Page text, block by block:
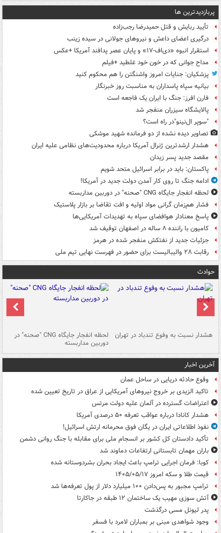
پربازدیدترین ها
تأیید ربایش و قتل حمیدرضا رجب‌زاده
درگیری اعضای داعش و نیروهای جولانی در سیده زینب
استقرار انبوه «دی‌اف‑۱۷» و پایان عصر پدافند آمریکا +عکس
مداح جوانی که در خون خود غلطید +فیلم
پزشکیان: جنایات امروز واشنگتن را هم محکوم کنید
بیانیه سپاه پاسداران به مناسبت روز خبرنگار
فارن افرز: جنگ با ایران یک فاجعه است
پالایشگاه سیزران منفجر شد
"سوپر ال‌نینو"در راه است؟
تصاویر دیده‌ نشده از دو فرمانده شهید موشکی
هشدار ارشدترین ژنرال آمریکا درباره محدودیت‌های نظامی علیه ایران
مقصد جدید پسر زیدان
پاکستان: باید در برابر اسرائیل متحد شویم
ادامه جنگ تا روی کار آمدن دولت جدید در آمریکا!
لحظه انفجار جایگاه CNG "صحنه" در دوربین مداربسته
فشار هم‌زمان گرانی مواد اولیه و افت تقاضا بر بازار پلاستیک
پاسخ معنادار هوافضای سپاه به تهدیدات آمریکایی‌ها
کامیون با راننده ۸ ساله در اصفهان توقیف شد
جزئیات جدید از نفتکش منفجر شده در هرمز
رقابت ۲۸ والیبالیست برای حضور در فهرست نهایی تیم ملی
حوادث
هشدار نسبت به وفوع تندباد در تهران لحظه انفجار جایگاه CNG "صحنه" در
دوربین مداربسته
آخرین اخبار
وقوع حادثه دریایی در ساحل عمان
تاکید الزیدی بر خروج نیروهای آمریکایی از عراق در تاریخ تعیین شده
اعتراضات گسترده در آلمان علیه دولت مرتس
هشدار کانادا درباره عواقب تعرفه ۵۰ درصدی آمریکا
نفوذ اطلاعاتی ایران در یگان فوق محرمانه ارتش اسرائیل!
تأکید دادستان کل کشور بر انسجام ملی برای مقابله با جنگ روانی دشمن
باران مهمان تابستانی ارتفاعات دماوند شد
کوبا: فرمان اجرایی ترامپ باعث ایجاد بحران بشردوستانه شده
قیمت طلا و سکه امروز ۱۴۰۵/۰۵/۱۷
ترامپ مجبور به پس‌دادن ۱۰۰ میلیارد دلار از پول تعرفه‌ها شد
آتش سوزی مهیب یک ساختمان ۱۲ طبقه در جاکارتا
پدر لیونل مسی درگذشت
وجود شواهدی مبنی بر بمباران لامرد با فسفر